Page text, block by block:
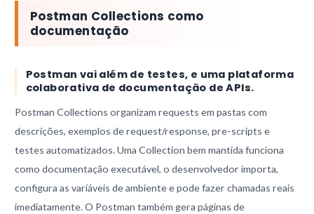
Postman Collections como
documentação
Postman vai além de testes, e uma plataforma
colaborativa de documentação de APIs.
Postman Collections organizam requests em pastas com
descrições, exemplos de request/response, pre-scripts e
testes automatizados. Uma Collection bem mantida funciona
como documentação executável, o desenvolvedor importa,
configura as variáveis de ambiente e pode fazer chamadas reais
imediatamente. O Postman também gera páginas de